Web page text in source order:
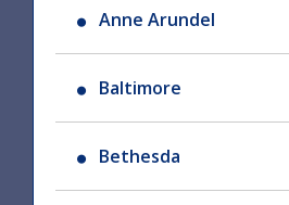
Anne Arundel
Baltimore
Bethesda